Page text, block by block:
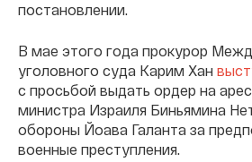
постановлении.
В мае этого года прокурор
уголовного суда Карим Хан
с просьбой выдать ордер на
министра Израиля Биньямина
обороны Йоава Галанта за
военные преступления.